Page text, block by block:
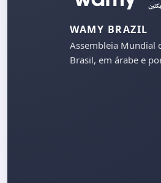
WAMY BRAZIL
Assembleia Mundial
Brasil, em árabe e